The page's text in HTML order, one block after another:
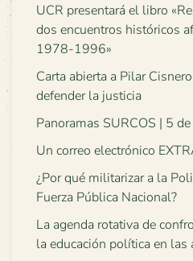
UCR presentará el libro
dos encuentros históricos
1978-1996»
Carta abierta a Pilar
defender la justicia
Panoramas SURCOS | 5
Un correo electrónico
¿Por qué militarizar a la
Fuerza Pública Nacional?
La agenda rotativa de
la educación política en las